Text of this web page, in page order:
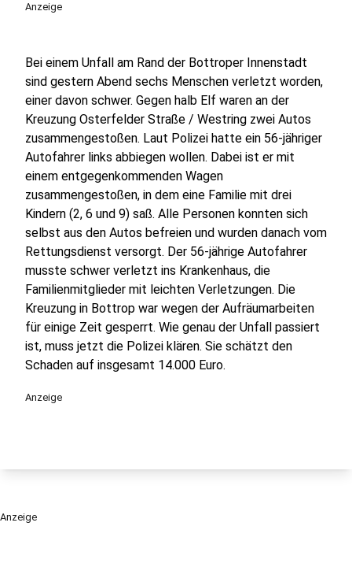
Anzeige
Bei einem Unfall am Rand der Bottroper Innenstadt
sind gestern Abend sechs Menschen verletzt worden,
einer davon schwer. Gegen halb Elf waren an der
Kreuzung Osterfelder Straße / Westring zwei Autos
zusammengestoßen. Laut Polizei hatte ein 56-jähriger
Autofahrer links abbiegen wollen. Dabei ist er mit
einem entgegenkommenden Wagen
zusammengestoßen, in dem eine Familie mit drei
Kindern (2, 6 und 9) saß. Alle Personen konnten sich
selbst aus den Autos befreien und wurden danach vom
Rettungsdienst versorgt. Der 56-jährige Autofahrer
musste schwer verletzt ins Krankenhaus, die
Familienmitglieder mit leichten Verletzungen. Die
Kreuzung in Bottrop war wegen der Aufräumarbeiten
für einige Zeit gesperrt. Wie genau der Unfall passiert
ist, muss jetzt die Polizei klären. Sie schätzt den
Schaden auf insgesamt 14.000 Euro.
Anzeige
Anzeige